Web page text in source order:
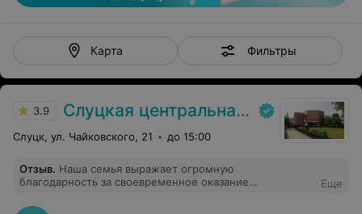
Карта Фильтры
3.9 Слуцкая центральная районная больница
Слуцк, ул. Чайковского, 21 до 15:00
Отзыв. Наша семья выражает огромную
благодарность за своевременное оказание
врачам - начмеду О. В., Зав. инф. отд. Н. А, Зав.
Еще